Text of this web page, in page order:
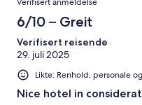
6/10 – Greit
Verifisert reisende
29. juli 2025
Likte: Renhold, personale
Nice hotel in